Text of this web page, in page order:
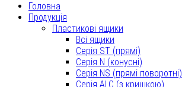
Головна
Продукція
Пластикові ящики
Всі ящики
Серія ST (прямі)
Серія N (конусні)
Серія NS (прямі поворотні)
Серія ALC (з кришкою)